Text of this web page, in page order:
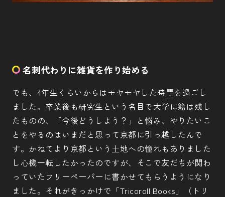
名刺代わりに雑貨を作り始める
でも、4年生くらいからはモヤモヤした時間を過ごし
ました。卒業後も研究生という名目で大学に籍は残し
たものの、「今後どうしよう？」と悩み、やりたいこ
とをやるのはいまだと思って京都に引っ越したんで
す。かねてより京都という土地への憧れもありました
し心機一転したかったのですが、そこで友だちが関わ
っていたフリーペーパーに書かせてもらうようになり
ました。それがきっかけで「Tricoroll Books」（トリ